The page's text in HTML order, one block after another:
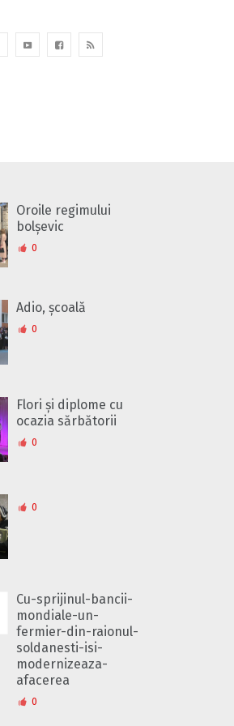
Oroile regimului
bolșevic
0
Adio, școală
0
Flori și diplome cu
ocazia sărbătorii
0
0
Cu-sprijinul-bancii-
mondiale-un-
fermier-din-raionul-
soldanesti-isi-
modernizeaza-
afacerea
0